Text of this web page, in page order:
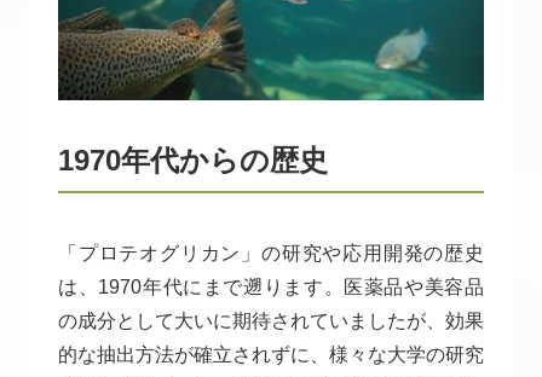
1970年代からの歴史
「プロテオグリカン」の研究や応用開発の歴史
は、1970年代にまで遡ります。医薬品や美容品
の成分として大いに期待されていましたが、効果
的な抽出方法が確立されずに、様々な大学の研究